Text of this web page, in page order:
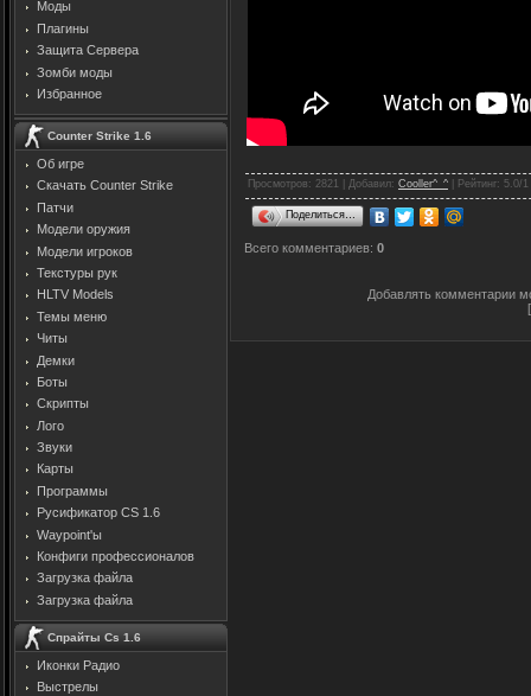
Моды
Плагины
Защита Cервера
Зомби моды
Избранное
Counter Strike 1.6
Об игре
Скачать Counter Strike
Патчи
Модели оружия
Модели игроков
Текстуры рук
HLTV Models
Темы меню
Читы
Демки
Боты
Скрипты
Лого
Звуки
Карты
Программы
Русификатор CS 1.6
Waypoint'ы
Конфиги профессионалов
Загрузка файла
Загрузка файла
Спрайты Cs 1.6
Иконки Радио
Выстрелы
Просмотров : 2821 | Добавил: Cooller^_^ Рейтинг: 5.0/ 1
Поделиться…
Всего комментариев: 0
Добавлять комментарии